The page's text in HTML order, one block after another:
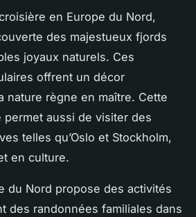
en Europe du Nord,
des majestueux fjords
joyaux naturels. Ces
offrent un décor
nature règne en maître. Cette
aussi de visiter des
telles qu’Oslo et Stockholm,
en culture.
du Nord propose des activités
des randonnées familiales dans